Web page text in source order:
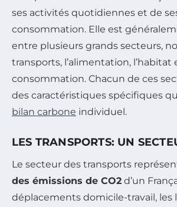
ses activités quotidiennes et de
consommation. Elle est
entre plusieurs grands secteurs,
transports, l’alimentation, l’habitat
consommation. Chacun de ces
des caractéristiques spécifiques
bilan carbone individuel.
LES TRANSPORTS: UN
Le secteur des transports
des émissions de CO2 d’un
déplacements domicile-travail, les